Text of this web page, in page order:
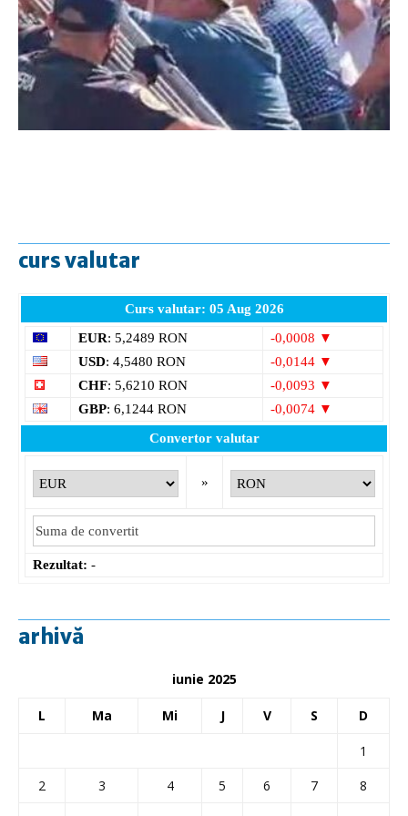
curs valutar
Curs valutar: 05 Aug 2026
EUR: 5,2489 RON
-0,0008 ▼
USD: 4,5480 RON
-0,0144 ▼
CHF: 5,6210 RON
-0,0093 ▼
GBP: 6,1244 RON
-0,0074 ▼
Convertor valutar
»
Rezultat: -
arhivă
iunie 2025
L Ma Mi J V S D
1
2
3 4 5 6 7
8